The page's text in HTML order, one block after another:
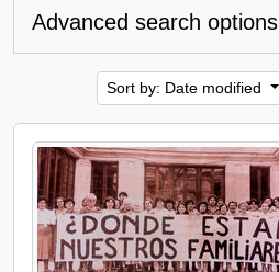
Advanced search options
Sort by: Date modified